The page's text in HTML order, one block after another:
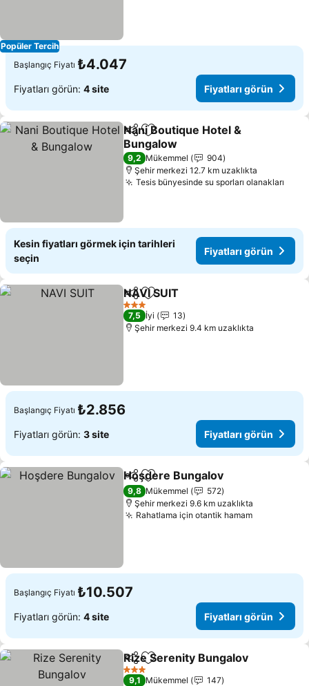
Popüler Tercih
Başlangıç Fiyatı ₺4.047
Fiyatları görün: 4 site Fiyatları görün
PaylaşFavorilerime ekle
Nani Boutique Hotel &
Bungalow
9,2 Mükemmel
904
Şehir merkezi 12.7 km uzaklıkta
Tesis bünyesinde su sporları olanakları
Kesin fiyatları görmek için tarihleri
seçin
Fiyatları görün
PaylaşFavorilerime ekle
NAVI SUIT
3 Yıldız
7,5 İyi
13
Şehir merkezi 9.4 km uzaklıkta
Başlangıç Fiyatı ₺2.856
Fiyatları görün: 3 site Fiyatları görün
PaylaşFavorilerime ekle
Hoşdere Bungalov
9,8 Mükemmel
572
Şehir merkezi 9.6 km uzaklıkta
Rahatlama için otantik hamam
Başlangıç Fiyatı ₺10.507
Fiyatları görün: 4 site Fiyatları görün
PaylaşFavorilerime ekle
Rize Serenity Bungalov
3 Yıldız
9,1 Mükemmel
147